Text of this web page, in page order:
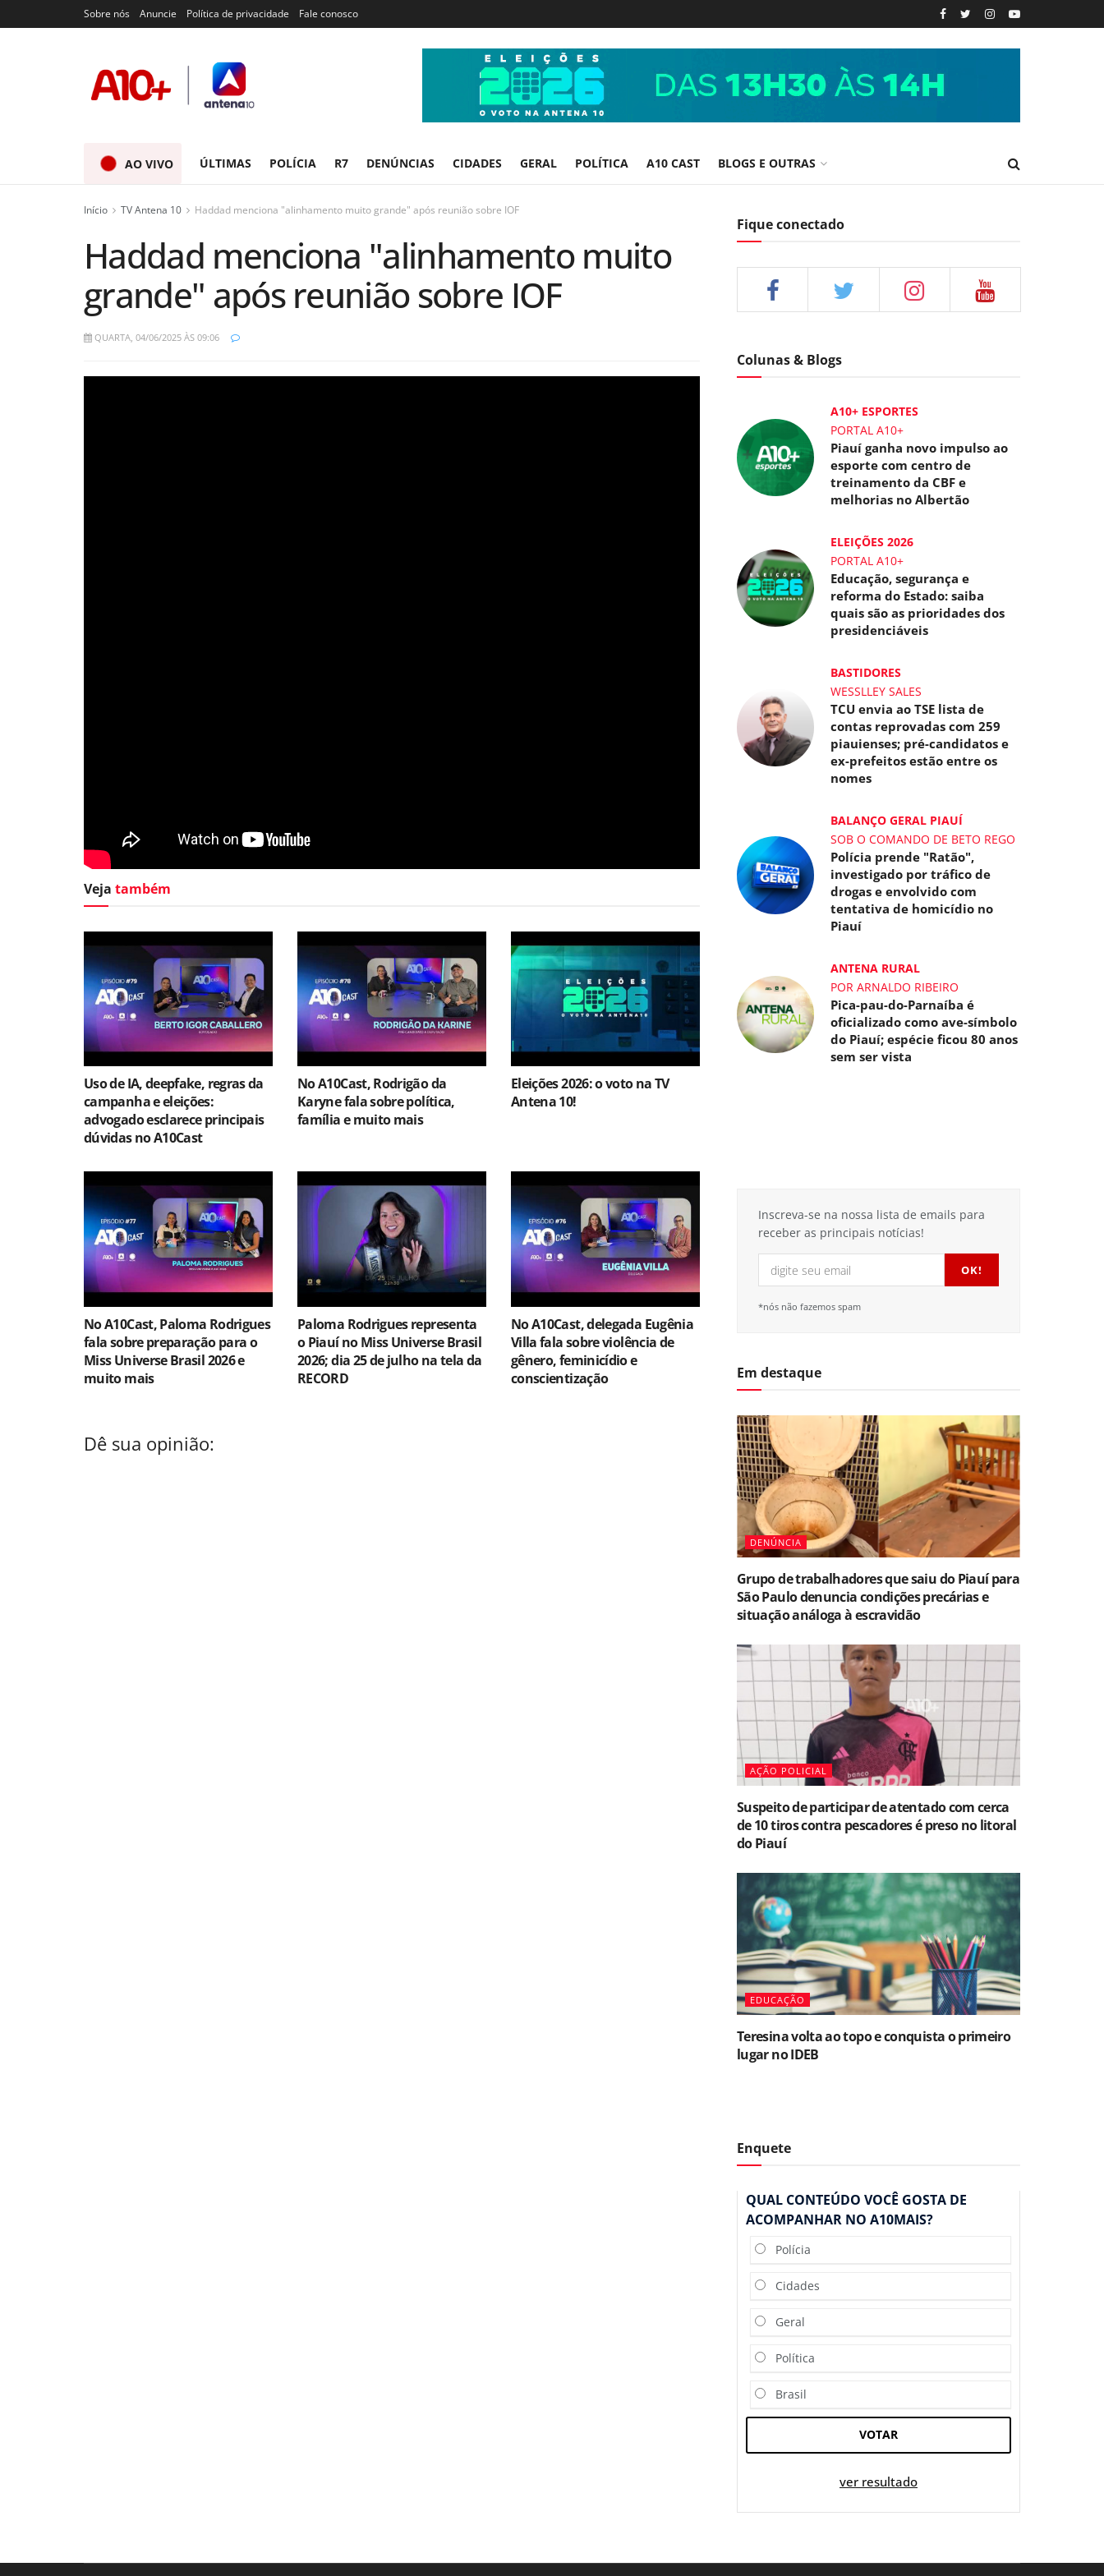
Sobre nós Anuncie Política de privacidade Fale conosco
AO VIVO ÚLTIMAS POLÍCIA R7 DENÚNCIAS CIDADES GERAL POLÍTICA A10 CAST BLOGS E OUTRAS
Início TV Antena 10 Haddad menciona "alinhamento muito grande" após reunião sobre IOF
Haddad menciona "alinhamento muito
grande" após reunião sobre IOF
QUARTA, 04/06/2025 ÀS 09:06
Veja também
Uso de IA, deepfake, regras da
campanha e eleições:
advogado esclarece principais
dúvidas no A10Cast
No A10Cast, Rodrigão da
Karyne fala sobre política,
família e muito mais
Eleições 2026: o voto na TV
Antena 10!
No A10Cast, Paloma Rodrigues
fala sobre preparação para o
Miss Universe Brasil 2026 e
muito mais
Paloma Rodrigues representa
o Piauí no Miss Universe Brasil
2026; dia 25 de julho na tela da
RECORD
No A10Cast, delegada Eugênia
Villa fala sobre violência de
gênero, feminicídio e
conscientização
Dê sua opinião:
Fique conectado
Colunas & Blogs
A10+ ESPORTES
PORTAL A10+
Piauí ganha novo impulso ao
esporte com centro de
treinamento da CBF e
melhorias no Albertão
ELEIÇÕES 2026
PORTAL A10+
Educação, segurança e
reforma do Estado: saiba
quais são as prioridades dos
presidenciáveis
BASTIDORES
WESSLLEY SALES
TCU envia ao TSE lista de
contas reprovadas com 259
piauienses; pré-candidatos e
ex-prefeitos estão entre os
nomes
BALANÇO GERAL PIAUÍ
SOB O COMANDO DE BETO REGO
Polícia prende "Ratão",
investigado por tráfico de
drogas e envolvido com
tentativa de homicídio no
Piauí
ANTENA RURAL
POR ARNALDO RIBEIRO
Pica-pau-do-Parnaíba é
oficializado como ave-símbolo
do Piauí; espécie ficou 80 anos
sem ser vista
Inscreva-se na nossa lista de emails para
receber as principais notícias!
*nós não fazemos spam
Em destaque
DENÚNCIA
Grupo de trabalhadores que saiu do Piauí para
São Paulo denuncia condições precárias e
situação análoga à escravidão
AÇÃO POLICIAL
Suspeito de participar de atentado com cerca
de 10 tiros contra pescadores é preso no litoral
do Piauí
EDUCAÇÃO
Teresina volta ao topo e conquista o primeiro
lugar no IDEB
Enquete
QUAL CONTEÚDO VOCÊ GOSTA DE
ACOMPANHAR NO A10MAIS?
Polícia
Cidades
Geral
Política
Brasil
VOTAR
ver resultado